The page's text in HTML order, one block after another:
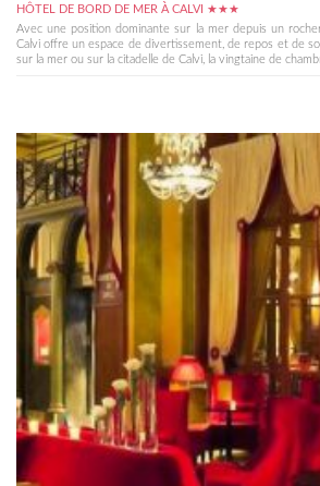
HÔTEL DE BORD DE MER À CALVI ★★★
Avec une position dominante sur la mer depuis un
Calvi offre un espace de divertissement, de repos et de
sur la mer ou sur la citadelle de Calvi, la vingtaine de